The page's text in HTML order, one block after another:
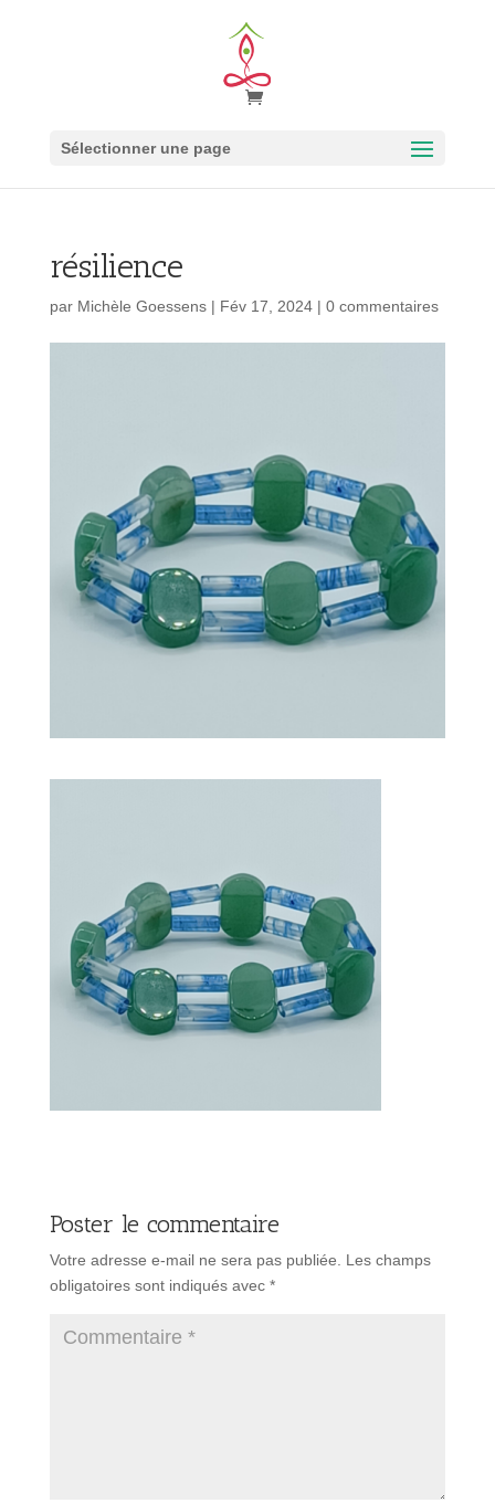
Sélectionner une page
résilience
par Michèle Goessens| Fév 17, 2024| 0 commentaires
Poster le commentaire
Votre adresse e-mail ne sera pas publiée. Les champs
obligatoires sont indiqués avec *